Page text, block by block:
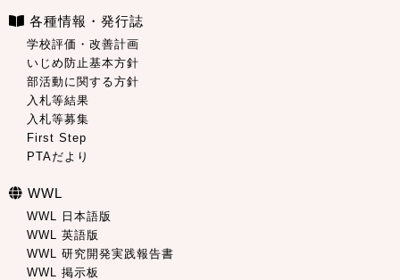
各種情報・発行誌
学校評価・改善計画
いじめ防止基本方針
部活動に関する方針
入札等結果
入札等募集
First Step
PTAだより
WWL
WWL 日本語版
WWL 英語版
WWL 研究開発実践報告書
WWL 掲示板